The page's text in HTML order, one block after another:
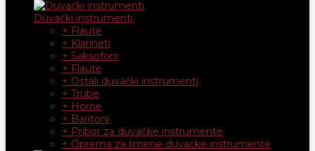
Duvački instrumenti
+ Flaute
+ Klarineti
+ Saksofoni
+ Flaute
+ Ostali duvački instrumenti
+ Trube
+ Horne
+ Baritoni
+ Pribor za duvačke instrumente
+ Oprema za limene duvačke instrumente